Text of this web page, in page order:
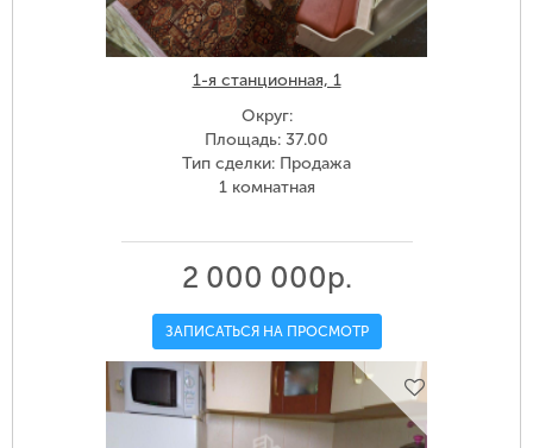
1-я станционная, 1
Округ:
Площадь: 37.00
Тип сделки: Продажа
1 комнатная
2 000 000р.
ЗАПИСАТЬСЯ НА ПРОСМОТР